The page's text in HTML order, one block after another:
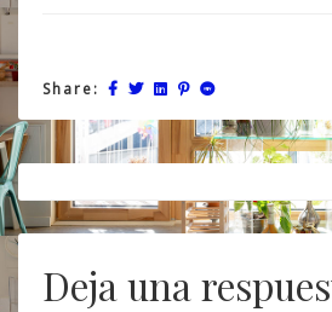
Share:
Post
navigation
Deja una